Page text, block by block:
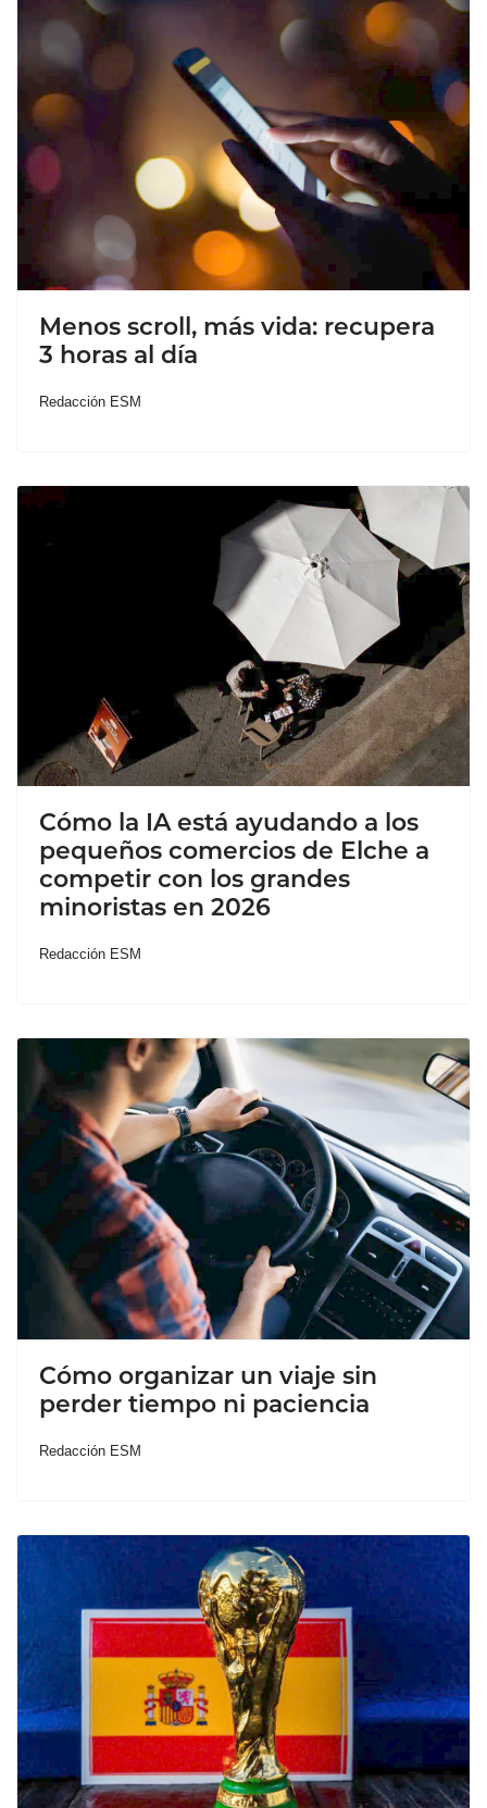
Menos scroll, más vida: recupera
3 horas al día
Redacción ESM
Cómo la IA está ayudando a los
pequeños comercios de Elche a
competir con los grandes
minoristas en 2026
Redacción ESM
Cómo organizar un viaje sin
perder tiempo ni paciencia
Redacción ESM